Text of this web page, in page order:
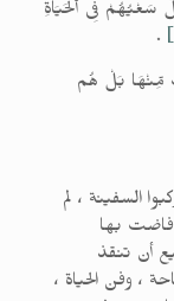
سَعْيُهُمْ فِى ٱلْحَيَاةِ
.
مِّنْهَا بَلْ هُم
السفينة ، لم
فاضت بها
أن تنقذ
، وفن الحياة ،